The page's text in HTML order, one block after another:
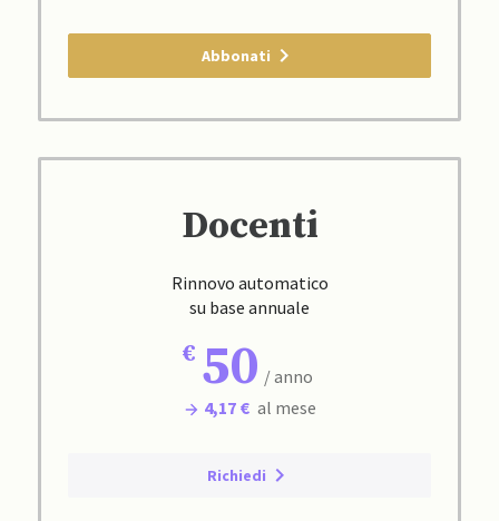
Abbonati
Docenti
Rinnovo automatico
su base annuale
50 / anno
4,17 € al mese
Richiedi